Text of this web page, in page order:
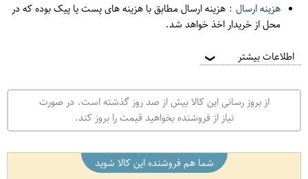
هزینه ارسال : هزینه ارسال مطابق با هزینه های پست یا پیک بوده که در
محل از خریدار اخذ خواهد شد.
اطلاعات بیشتر ❯
از بروز رسانی این کالا بیش از صد روز گذشته است. در صورت
نیاز از فروشنده بخواهید قیمت را بروز کند.
شما هم فروشنده این کالا شوید